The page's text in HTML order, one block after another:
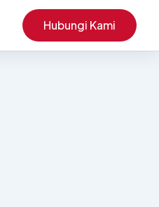
Hubungi Kami